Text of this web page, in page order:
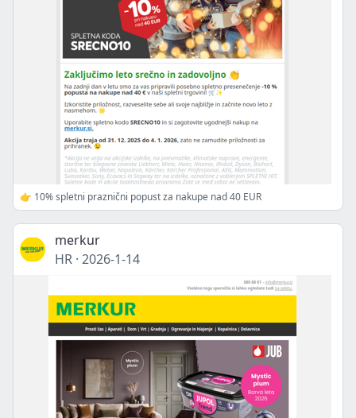
👉 10% spletni praznični popust za nakupe nad 40 EUR
merkur
HR · 2026-1-14